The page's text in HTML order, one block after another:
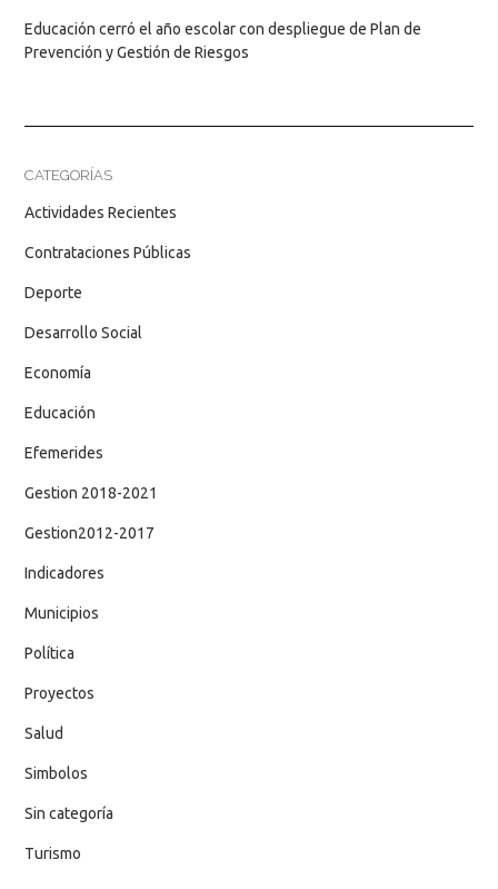
Educación cerró el año escolar con despliegue de Plan de
Prevención y Gestión de Riesgos
CATEGORÍAS
Actividades Recientes
Contrataciones Públicas
Deporte
Desarrollo Social
Economía
Educación
Efemerides
Gestion 2018-2021
Gestion2012-2017
Indicadores
Municipios
Política
Proyectos
Salud
Simbolos
Sin categoría
Turismo